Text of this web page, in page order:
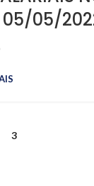
05/05/
3